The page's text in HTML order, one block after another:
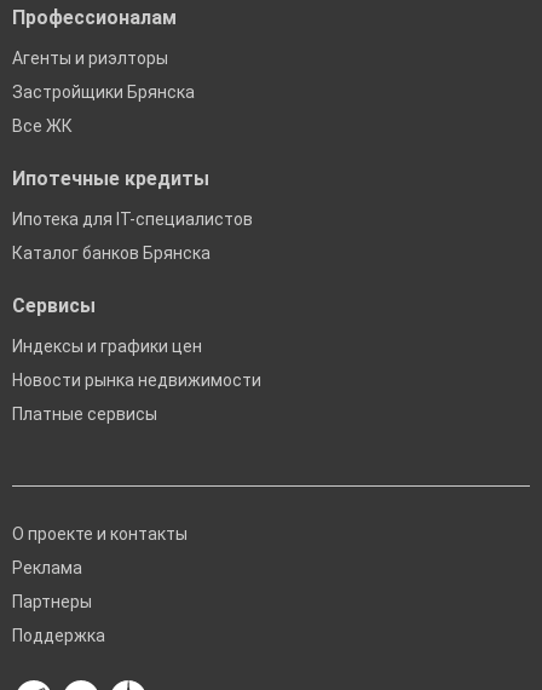
Профессионалам
Агенты и риэлторы
Застройщики Брянска
Все ЖК
Ипотечные кредиты
Ипотека для IT-специалистов
Каталог банков Брянска
Сервисы
Индексы и графики цен
Новости рынка недвижимости
Платные сервисы
О проекте и контакты
Реклама
Партнеры
Поддержка